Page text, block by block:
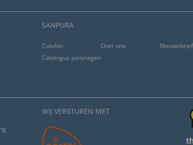
SANPURA
Colofon Over ons
Nieuwsbrief
Catalogus aanvragen
WIJ VERSTUREN MET